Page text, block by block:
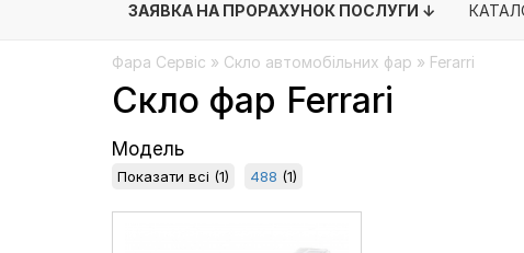
Фара Сервіс » Скло автомобільних фар » Ferarri
Скло фар Ferrari
Модель
Показати всі (1) 488 (1)
ЗАЯВКА НА ПРОРАХУНОК ПОСЛУГИ ↓